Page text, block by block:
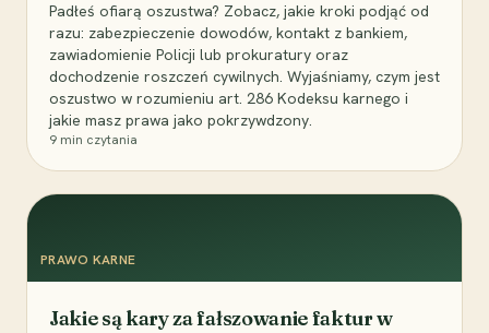
Padłeś ofiarą oszustwa? Zobacz, jakie kroki podjąć od
razu: zabezpieczenie dowodów, kontakt z bankiem,
zawiadomienie Policji lub prokuratury oraz
dochodzenie roszczeń cywilnych. Wyjaśniamy, czym jest
oszustwo w rozumieniu art. 286 Kodeksu karnego i
jakie masz prawa jako pokrzywdzony.
9 min czytania
PRAWO KARNE
Jakie są kary za fałszowanie faktur w